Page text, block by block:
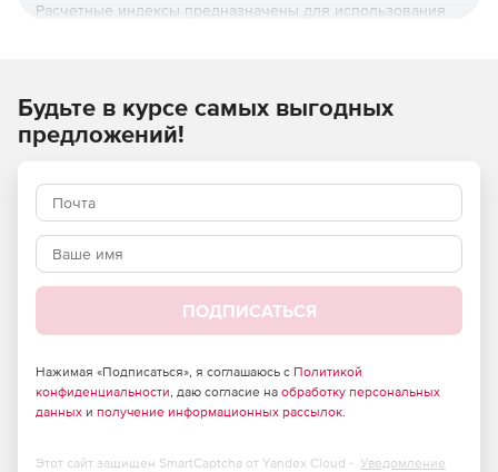
Расчетные индексы предназначены для использования
финансируемых из бюджета или с его участием, а также
из приравненных к бюджетным источникам фондов.
Расчетные индексы применяются инвесторами и
заказчиками независимо от их ведомственной
принадлежности и форм собственности.
Будьте в курсе самых выгодных
предложений!
ПОДПИСАТЬСЯ
Нажимая «Подписаться», я соглашаюсь с Политикой
конфиденциальности, даю согласие на обработку персональных
данных и получение информационных рассылок.
Этот сайт защищен SmartCaptcha от Yandex Cloud - Уведомление